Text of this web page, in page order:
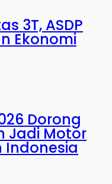
3T, ASDP
Ekonomi
Dorong
Jadi Motor
Indonesia